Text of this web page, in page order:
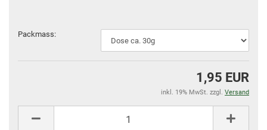
Packmass:
1,95 EUR
inkl. 19% MwSt. zzgl. Versand